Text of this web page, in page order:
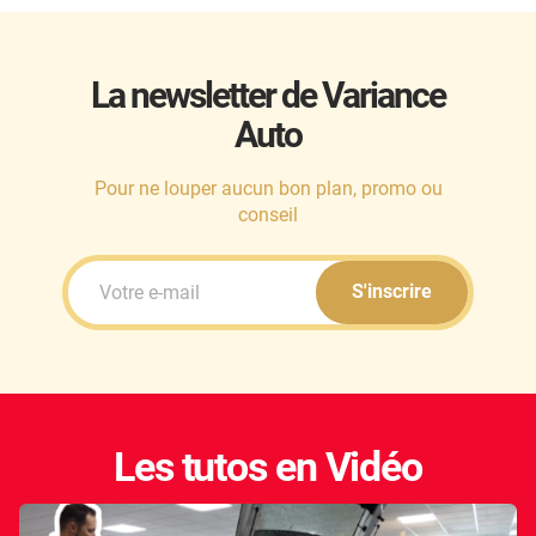
Bmw
Byd
Cadillac
Citroën
La newsletter de Variance
Auto
Pour ne louper aucun bon plan, promo ou
conseil
S'inscrire
Les tutos en Vidéo